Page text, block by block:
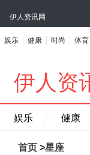
伊人资讯网
娱乐 健康 时尚 体育
伊人资
娱乐 健康
首页 >星座